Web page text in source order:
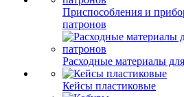
Приспособления и
патронов
Расходные материалы
Кейсы пластиковые